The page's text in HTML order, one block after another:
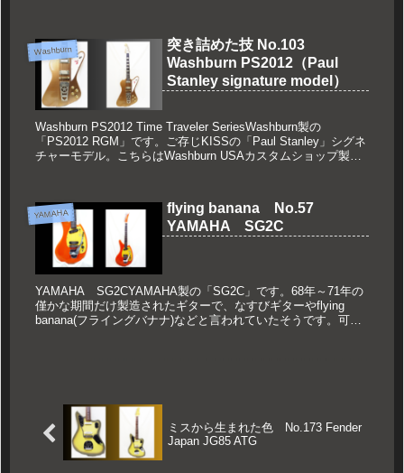
Washburn
突き詰めた技 No.103
Washburn PS2012（Paul
Stanley signature model）
Washburn PS2012 Time Traveler SeriesWashburn製の
「PS2012 RGM」です。ご存じKISSの「Paul Stanley」シグネ
チャーモデル。こちらはWashburn USAカスタムショップ製造
YAMAHA
flying banana No.57
YAMAHA SG2C
YAMAHA SG2CYAMAHA製の「SG2C」です。68年～71年の
僅かな期間だけ製造されたギターで、なすびギターやflying
banana(フライングバナナ)などと言われていたそうです。可愛
ミスから生まれた色 No.173 Fender
Japan JG85 ATG